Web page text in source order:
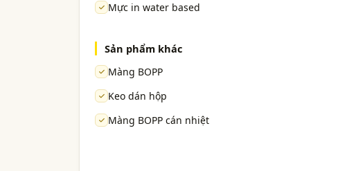
Mực in water based
Sản phẩm khác
Màng BOPP
Keo dán hộp
Màng BOPP cán nhiệt